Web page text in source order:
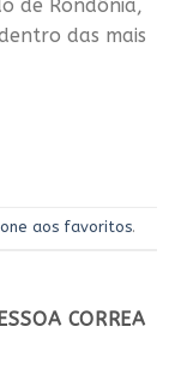
de Rondônia,
das mais
aos favoritos.
CORREA